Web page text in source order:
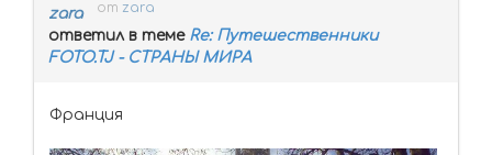
от zara
zara
ответил в теме Re: Путешественники
FOTO.TJ - СТРАНЫ МИРА
Франция